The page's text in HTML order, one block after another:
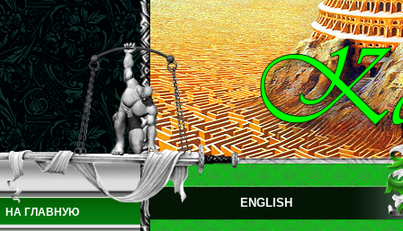
НА ГЛАВНУЮ
ENGLISH